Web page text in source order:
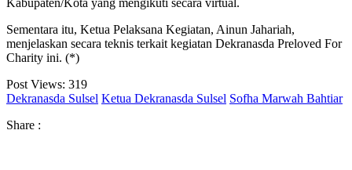
Kabupaten/Kota yang mengikuti secara virtual.
Sementara itu, Ketua Pelaksana Kegiatan, Ainun Jahariah,
menjelaskan secara teknis terkait kegiatan Dekranasda Preloved For
Charity ini. (*)
Post Views: 319
Dekranasda Sulsel Ketua Dekranasda Sulsel Sofha Marwah Bahtiar
Share :